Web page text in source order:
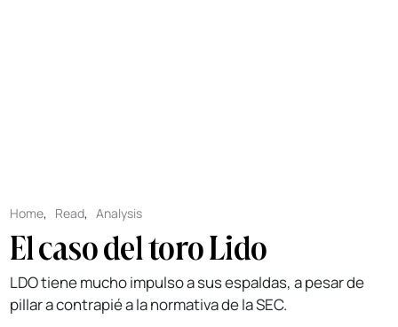
Home, Read,Analysis
El caso del toro Lido
LDO tiene mucho impulso a sus espaldas, a pesar de
pillar a contrapié a la normativa de la SEC.